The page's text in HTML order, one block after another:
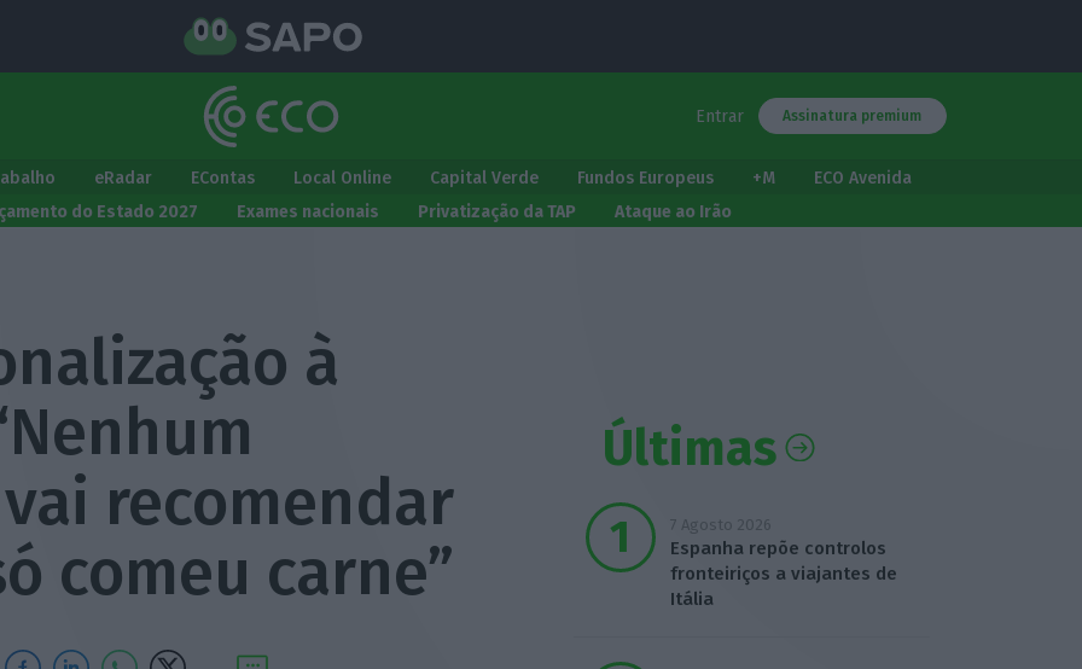
Entrar Assinatura premium
eRadar EContas Local Online Capital Verde Fundos Europeus +M
ECO Avenida
do Estado 2027 Exames nacionais Privatização da TAP Ataque ao Irão
à
recomendar
comeu carne”
Últimas
7 Agosto 2026
Espanha repõe controlos
fronteiriços a viajantes de
Itália